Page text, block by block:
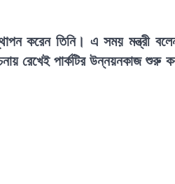
করেন তিনি। এ সময় মন্ত্রী
রেখেই পার্কটির উন্নয়নকাজ শুরু